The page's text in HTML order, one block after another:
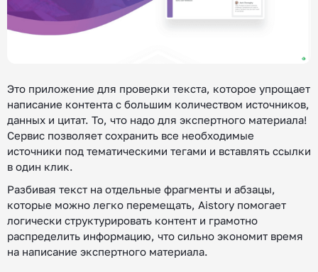
Это приложение для проверки текста, которое упрощает
написание контента с большим количеством источников,
данных и цитат. То, что надо для экспертного материала!
Сервис позволяет сохранить все необходимые
источники под тематическими тегами и вставлять ссылки
в один клик.
Разбивая текст на отдельные фрагменты и абзацы,
которые можно легко перемещать, Aistory помогает
логически структурировать контент и грамотно
распределить информацию, что сильно экономит время
на написание экспертного материала.